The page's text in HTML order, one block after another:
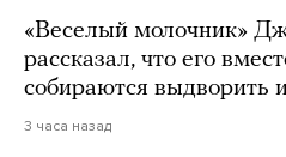
«Веселый молочник»
рассказал, что его
собираются выдворить
3 часа назад